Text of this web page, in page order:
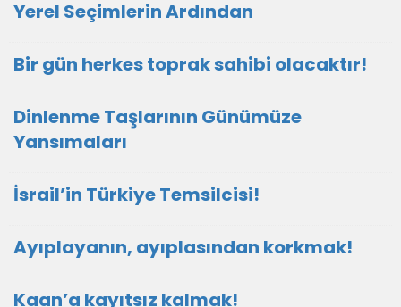
Yerel Seçimlerin Ardından
Bir gün herkes toprak sahibi olacaktır!
Dinlenme Taşlarının Günümüze
Yansımaları
İsrail’in Türkiye Temsilcisi!
Ayıplayanın, ayıplasından korkmak!
Kaan’a kayıtsız kalmak!